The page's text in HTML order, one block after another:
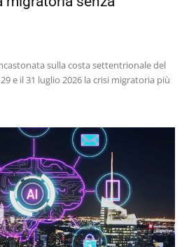
sulla costa settentrionale del
e il 31 luglio 2026 la crisi migratoria più